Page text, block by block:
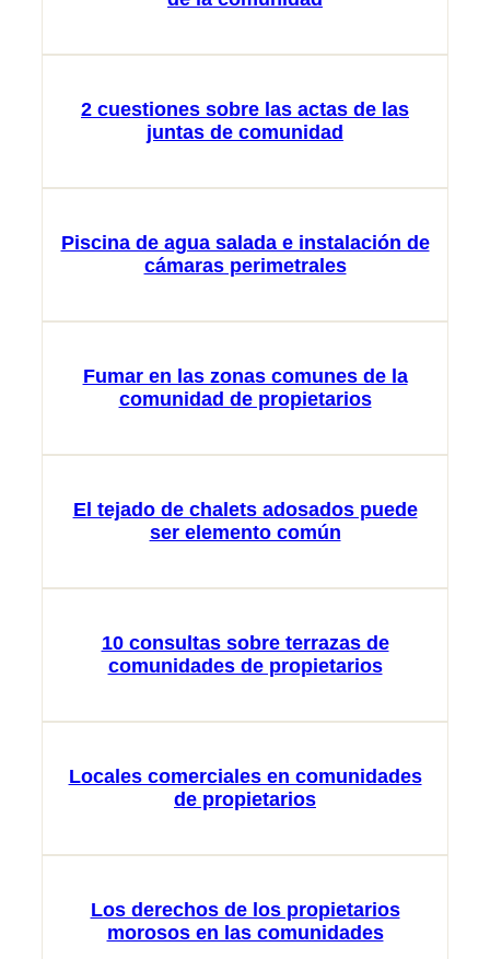
2 cuestiones sobre las actas de las
juntas de comunidad
Piscina de agua salada e instalación de
cámaras perimetrales
Fumar en las zonas comunes de la
comunidad de propietarios
El tejado de chalets adosados puede
ser elemento común
10 consultas sobre terrazas de
comunidades de propietarios
Locales comerciales en comunidades
de propietarios
Los derechos de los propietarios
morosos en las comunidades